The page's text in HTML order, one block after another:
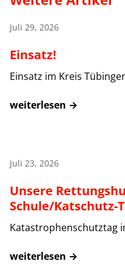
Juli 29, 2026
Einsatz!
Einsatz im Kreis
weiterlesen →
Juli 23, 2026
Unsere
Schule/Katschutz-
Katastrophenschutztag
weiterlesen →